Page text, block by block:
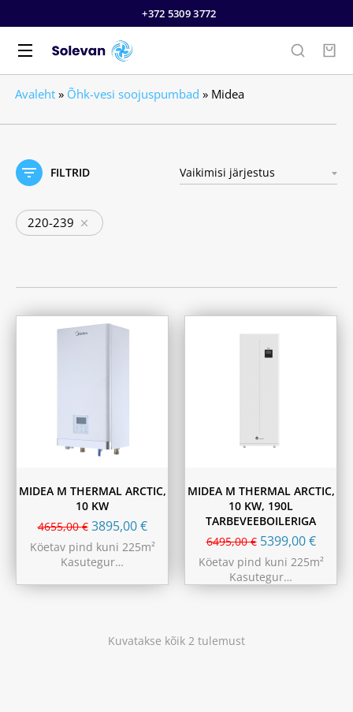
+372 5309 3772
Avaleht » Õhk-vesi soojuspumbad » Midea
FILTRID
220-239
MIDEA M THERMAL ARCTIC,
10 KW
4655,00€ 3895,00€
Köetav pind kuni 225m²
Kasutegur…
MIDEA M THERMAL ARCTIC,
10 KW, 190L
TARBEVEEBOILERIGA
6495,00€ 5399,00€
Köetav pind kuni 225m²
Kasutegur…
Kuvatakse kõik 2 tulemust